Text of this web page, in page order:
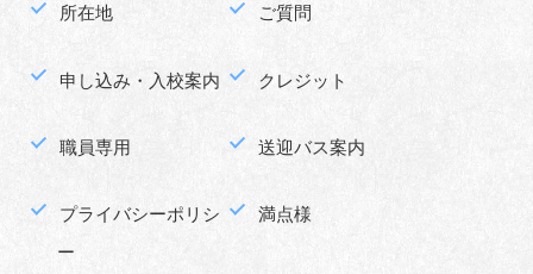
所在地 ご質問
申し込み・入校案内 クレジット
職員専用 送迎バス案内
プライバシーポリシ
ー
満点様